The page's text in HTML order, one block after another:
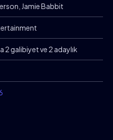
Jamie Babbit
2 galibiyet ve 2 adaylık